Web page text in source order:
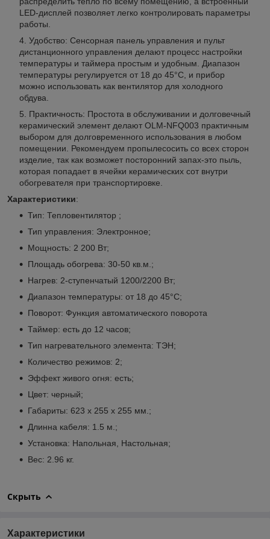
LED-дисплей позволяет легко контролировать параметры
работы.
Удобство: Сенсорная панель управления и пульт
дистанционного управления делают процесс настройки
температуры и таймера простым и удобным. Диапазон
температуры регулируется от 18 до 45°C, и прибор
можно использовать как вентилятор для холодного
обдува.
Практичность: Простота в обслуживании и долговечный
керамический элемент делают OLM-NFQ003 практичным
выбором для долговременного использования в любом
помещении. Рекомендуем пропылесосить со всех сторон
изделие, так как возможет посторонний запах-это пыль,
которая попадает в ячейки керамических сот внутри
обогревателя при транспортировке.
Характеристики:
Тип: Тепловентилятор ;
Тип управления: Электронное;
Мощность: 2 200 Вт;
Площадь обогрева: 30-50 кв.м.;
Нагрев: 2-ступенчатый 1200/2200 Вт;
Диапазон температуры: от 18 до 45°C;
Поворот: Функция автоматического поворота
Таймер: есть до 12 часов;
Тип нагревательного элемента: ТЭН;
Количество режимов: 2;
Эффект живого огня: есть;
Цвет: черный;
Габариты: 623 х 255 х 255 мм.;
Длинна кабеля: 1.5 м.;
Установка: Напольная, Настольная;
Вес: 2.96 кг.
Скрыть
Характеристики